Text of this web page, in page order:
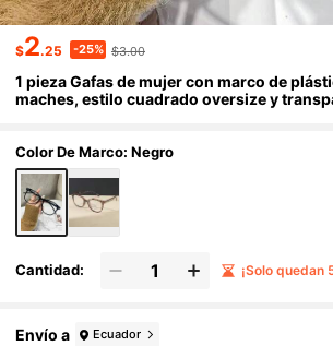
$2.25 -25% $3.00
1 pieza Gafas de mujer con marco de
maches, estilo cuadrado oversize y
Color De Marco: Negro
Cantidad: ¡Solo quedan
Envío a Ecuador